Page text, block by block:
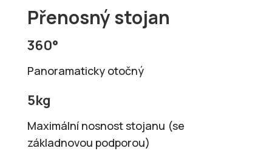
Přenosný stojan
360°
Panoramaticky otočný
5kg
Maximální nosnost stojanu (se
základnovou podporou)